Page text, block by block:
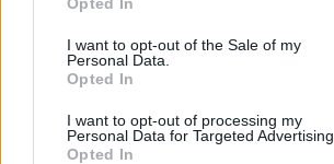
I want to opt-out of the Sale of my
Personal Data.
Opted In
I want to opt-out of processing my
Personal Data for Targeted Advertising.
Opted In
Paskuqan, autorët morën
florinj me vlerë 1.5 mln
lekë dhe shmangën akset
kryesore
se 21
Ekuador!
Vala e të